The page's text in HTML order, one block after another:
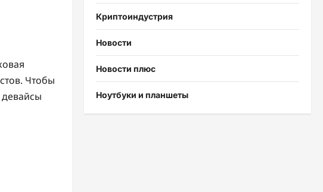
Чтобы
Криптоиндустрия
Новости
Новости плюс
Ноутбуки и планшеты